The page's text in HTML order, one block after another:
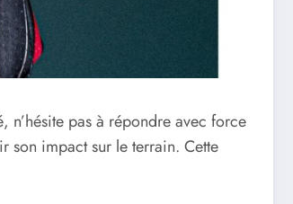
n’hésite pas à répondre avec force
son impact sur le terrain. Cette